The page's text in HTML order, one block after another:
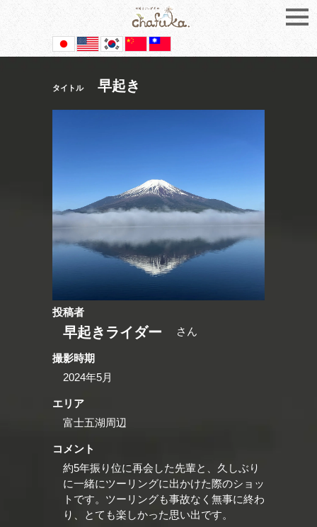
タイトル 早起き
投稿者
早起きライダー さん
撮影時期
2024年5月
エリア
富士五湖周辺
コメント
約5年振り位に再会した先輩と、久しぶり
に一緒にツーリングに出かけた際のショッ
トです。ツーリングも事故なく無事に終わ
り、とても楽しかった思い出です。